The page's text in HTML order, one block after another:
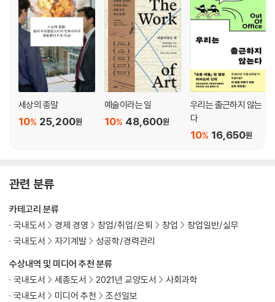
시대에 뒤떨어져 보이는 사업│어른이 되어도, 부모 눈에는 애들로 보이죠
│가족 사업은 숨 막히기만 한 일일까│잠재적 이점들│“우리 가족의 전통
은 창업가가 되는 겁니다”│사업, 가족, 그 안의 개인들이 사는 법│일이라
는 도전, 가족이라는 도전
7장 21세기 카우보이는 무엇으로 사는가
미리 알았더라도, 다른 선택을 하지 않았을 거야
지칠 줄 모르는, 동시에 항상 지쳐 있는│우리는 그것과 더불어 숨 쉬고 먹
고 자요│창업이라는 롤러코스터에 올라타는 일│경제적 어려움보다 더 힘
8장 인생 마지막 창업에 도전하는 70대 노인
내게는 쓸 수 있는 시간보다 훨씬 더 많은 아이디어가 있어요
70대 나이에 테크 회사를 시작하다│평생 창업가였던 사람│나는 기후 변
화에 대처할 방법을 알고 있다네│세대를 잇는 창업가팀│허락 구하기를
그만두고 나의 일을 시작하다│세상의 99퍼센트, 우리 일상을 채우는 창
업가들
세상의 종말
25,200원
10%
예술이라는 일
48,600원
10%
우리는 출근하지 않는
다
16,650원
10%
관련 분류
수상내역 및 미디어 추천 분류
국내도서
세종도서 2021년 교양도서
사회과학
국내도서
미디어 추천 조선일보
카테고리 분류
국내도서
경제 경영 창업/취업/은퇴 창업
창업일반/실무
국내도서
자기계발 성공학/경력관리